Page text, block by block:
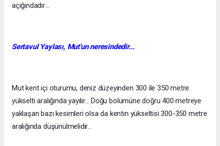
açığındadır...
Sertavul Yaylası,Mut'un neresindedir...
Mut kent içi oturumu, deniz düzeyinden 300 ile 350 metre
yükselti aralığında yayılır... Doğu bölümüne doğru 400 metreye
yaklaşan bazı kesimleri olsa da kentin yükseltisi 300-350 metre
aralığında düşünülmelidir...